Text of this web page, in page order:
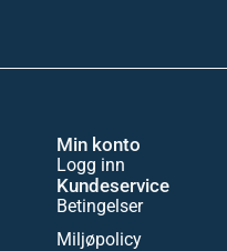
Min konto
Logg inn
Kundeservice
Betingelser
Miljøpolicy